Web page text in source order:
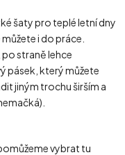
šaty pro teplé letní dny
i do práce.
straně lehce
pásek, který můžete
jiným trochu širším a
vybrat tu